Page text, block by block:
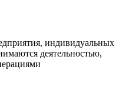
индивидуальных
деятельностью,